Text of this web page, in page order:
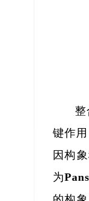
整
键作
因构
为